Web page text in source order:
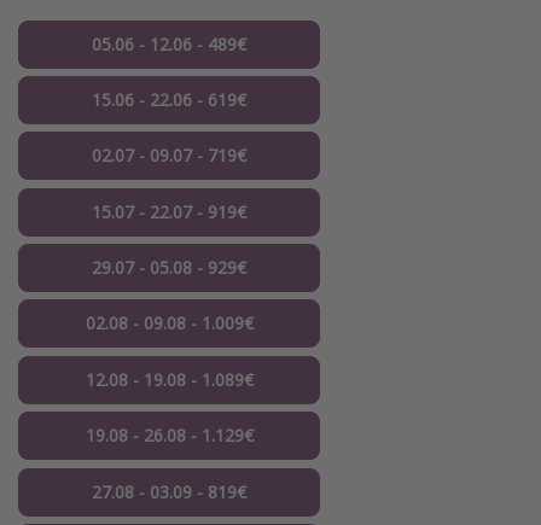
05.06 - 12.06 - 489€
15.06 - 22.06 - 619€
02.07 - 09.07 - 719€
15.07 - 22.07 - 919€
29.07 - 05.08 - 929€
02.08 - 09.08 - 1.009€
12.08 - 19.08 - 1.089€
19.08 - 26.08 - 1.129€
27.08 - 03.09 - 819€